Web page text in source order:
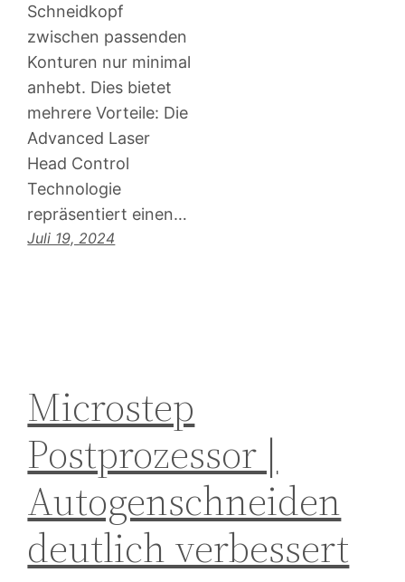
Schneidkopf
zwischen passenden
Konturen nur minimal
anhebt. Dies bietet
mehrere Vorteile: Die
Advanced Laser
Head Control
Technologie
repräsentiert einen…
Juli 19, 2024
Microstep
Postprozessor |
Autogenschneiden
deutlich verbessert